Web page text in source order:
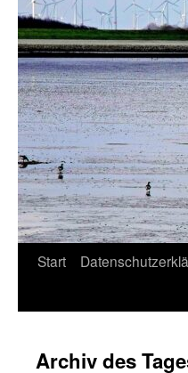
Start
Archiv des